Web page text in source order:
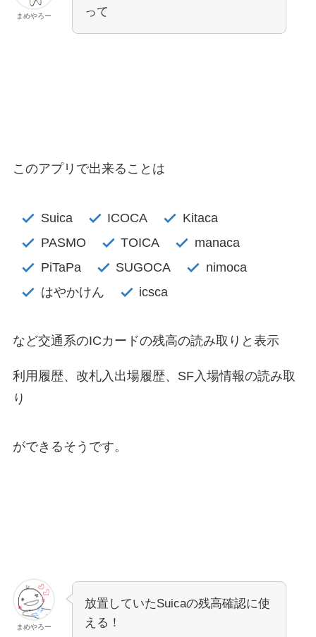
まめやろー
って
このアプリで出来ることは
Suica ICOCA
Kitaca
PASMO
TOICA
manaca
PiTaPa
SUGOCA
nimoca
はやかけん
icsca
など交通系のICカードの残高の読み取りと表示
利用履歴、改札入出場履歴、SF入場情報の読み取
り
ができるそうです。
まめやろー
放置していたSuicaの残高確認に使
える！